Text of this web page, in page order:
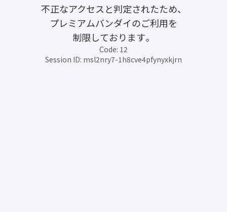
不正なアクセスと判定されたため、
プレミアムバンダイのご利用を
制限しております。
Code: 12
Session ID: msl2nry7-1h8cve4pfynyxkjrn